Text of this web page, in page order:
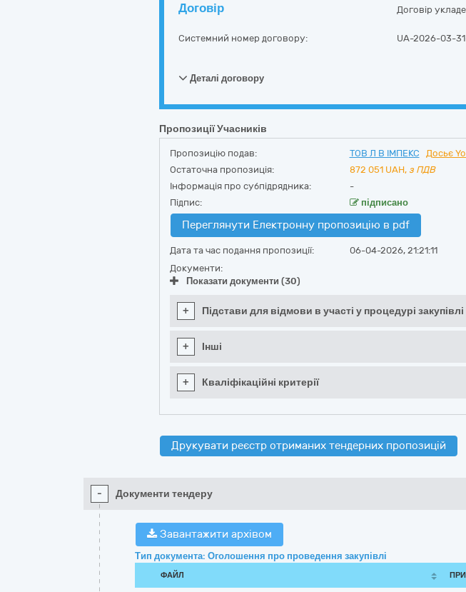
Договір Договір
Системний номер договору: UA-2026-03-
Деталі договору
Пропозиції Учасників
Пропозицію подав: ТОВ Л В ІМПЕКС
Досьє
Остаточна пропозиція:
872 051 UAH, з ПДВ
Інформація про субпідрядника:
-
Підпис:
підписано
Переглянути Електронну пропозицію в pdf
Дата та час подання пропозиції:
06-04-2026, 21:21:11
Документи:
Показати документи (30)
+ Підстави для відмови в участі у процедурі закупівлі
+ Інші
+ Кваліфікаційні критерії
Друкувати реєстр отриманих тендерних пропозицій
- Документи тендеру
Завантажити архівом
Тип документа: Оголошення про проведення закупівлі
ФАЙЛ